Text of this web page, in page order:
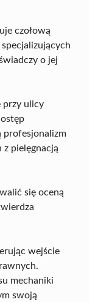
czołową
o jej
przy ulicy
profesjonalizm
z pielęgnacją
się oceną
wejście
mechaniki
swoją